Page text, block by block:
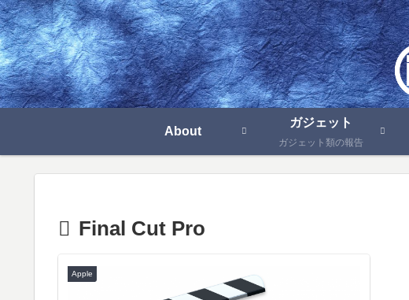
About
ガジェット
ガジェット類の報告
Final Cut Pro
Apple